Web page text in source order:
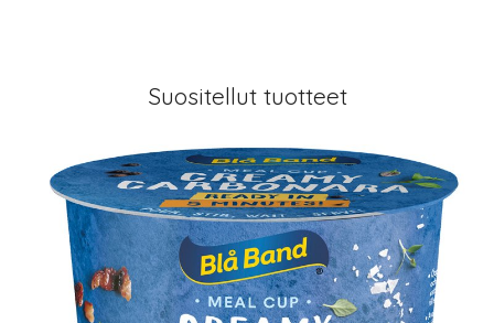
Suositellut tuotteet